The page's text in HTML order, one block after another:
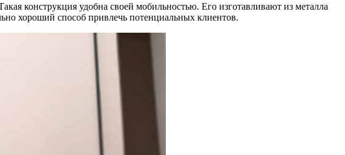
конструкция удобна своей мобильностью. Его изготавливают из металла
хороший способ привлечь потенциальных клиентов.